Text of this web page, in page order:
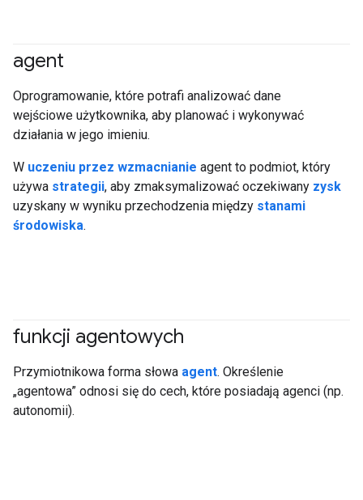
agent
Oprogramowanie, które potrafi analizować dane
wejściowe użytkownika, aby planować i wykonywać
działania w jego imieniu.
W uczeniu przez wzmacnianie agent to podmiot, który
używa strategii, aby zmaksymalizować oczekiwany zysk
uzyskany w wyniku przechodzenia między stanami
środowiska.
funkcji agentowych
Przymiotnikowa forma słowa agent. Określenie
„agentowa” odnosi się do cech, które posiadają agenci (np.
autonomii).